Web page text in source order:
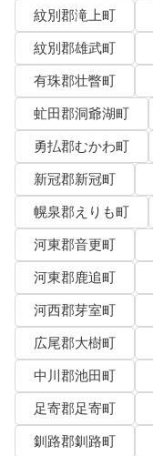
紋別郡滝上町
紋別郡雄武町
有珠郡壮瞥町
虻田郡洞爺湖町
勇払郡むかわ町
新冠郡新冠町
幌泉郡えりも町
河東郡音更町
河東郡鹿追町
河西郡芽室町
広尾郡大樹町
中川郡池田町
足寄郡足寄町
釧路郡釧路町